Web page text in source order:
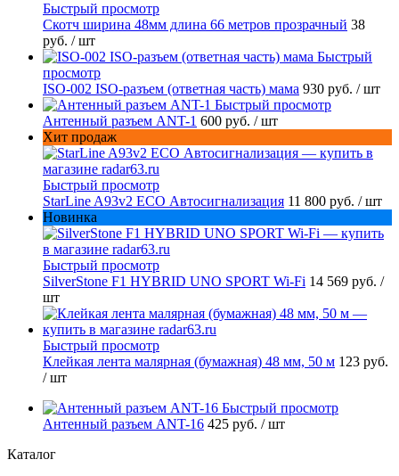
Быстрый просмотр
Скотч ширина 48мм длина 66 метров прозрачный 38
руб. / шт
Быстрый
просмотр
ISO-002 ISO-разъем (ответная часть) мама 930 руб. / шт
Быстрый просмотр
Антенный разъем ANT-1 600 руб. / шт
Хит продаж
Быстрый просмотр
StarLine A93v2 ECO Автосигнализация 11 800 руб. / шт
Новинка
Быстрый просмотр
SilverStone F1 HYBRID UNO SPORT Wi-Fi 14 569 руб. /
шт
Быстрый просмотр
Клейкая лента малярная (бумажная) 48 мм, 50 м 123 руб.
/ шт
Быстрый просмотр
Антенный разъем ANT-16 425 руб. / шт
Каталог